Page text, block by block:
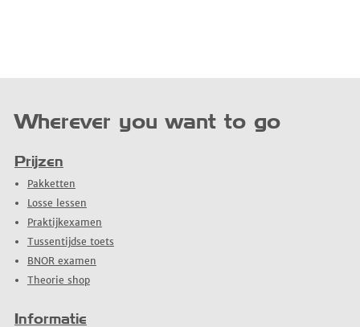
Wherever you want to go
Prijzen
Pakketten
Losse lessen
Praktijkexamen
Tussentijdse toets
BNOR examen
Theorie shop
Informatie